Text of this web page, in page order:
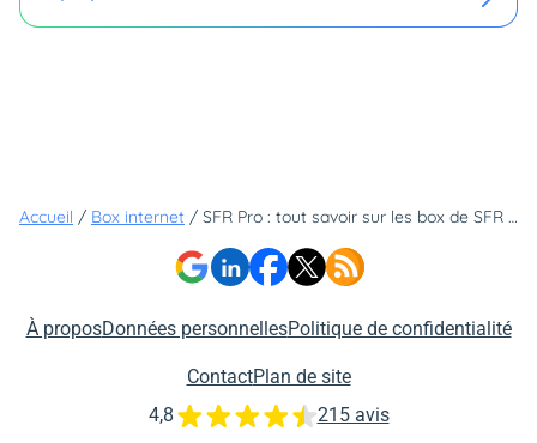
Accueil / Box internet / SFR Pro : tout savoir sur les box de SFR pour les entreprises
À proposDonnées personnellesPolitique de confidentialité
ContactPlan de site
4,8 215 avis